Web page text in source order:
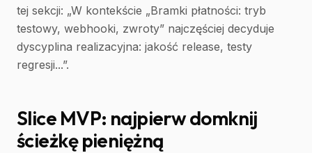
tej sekcji: „W kontekście „Bramki płatności: tryb
testowy, webhooki, zwroty” najczęściej decyduje
dyscyplina realizacyjna: jakość release, testy
regresji...”.
Slice MVP: najpierw domknij
ścieżkę pieniężną